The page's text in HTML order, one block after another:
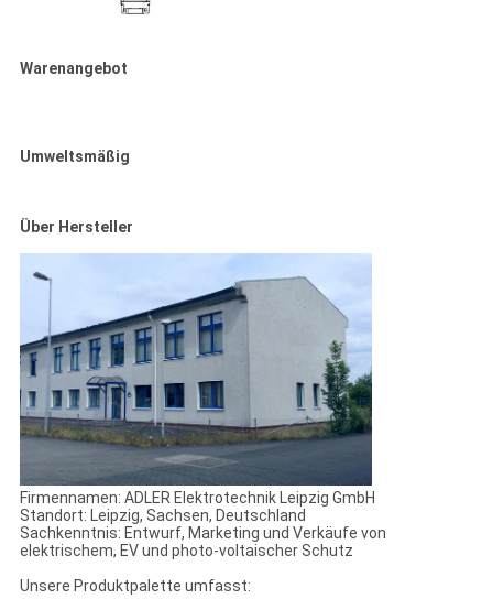
Warenangebot
Umweltsmäßig
Über Hersteller
Firmennamen: ADLER Elektrotechnik Leipzig GmbH
Standort: Leipzig, Sachsen, Deutschland
Sachkenntnis: Entwurf, Marketing und Verkäufe von
elektrischem, EV und photo-voltaischer Schutz
Unsere Produktpalette umfasst: